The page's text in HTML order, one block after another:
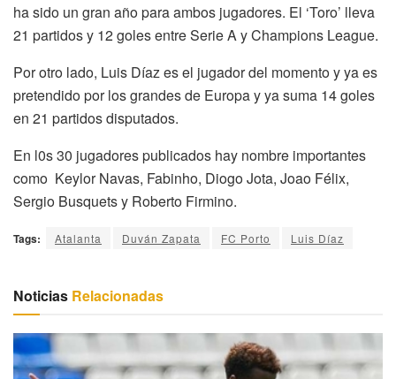
ha sido un gran año para ambos jugadores. El ‘Toro’ lleva
21 partidos y 12 goles entre Serie A y Champions League.
Por otro lado, Luis Díaz es el jugador del momento y ya es
pretendido por los grandes de Europa y ya suma 14 goles
en 21 partidos disputados.
En l0s 30 jugadores publicados hay nombre importantes
como Keylor Navas, Fabinho, Diogo Jota, Joao Félix,
Sergio Busquets y Roberto Firmino.
Tags: Atalanta Duván Zapata FC Porto Luis Díaz
Noticias Relacionadas